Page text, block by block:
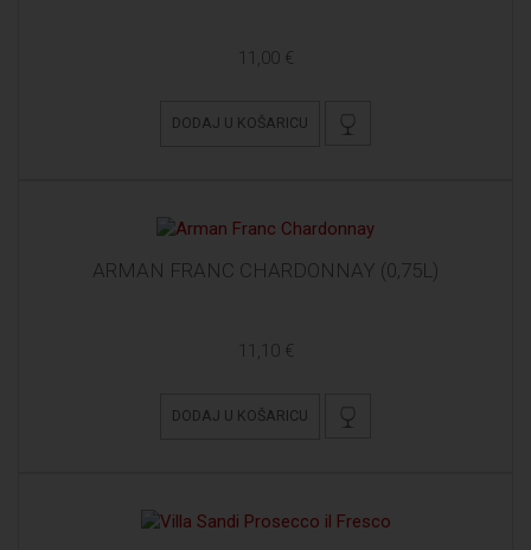
11,00 €
DODAJ U KOŠARICU
ARMAN FRANC CHARDONNAY (0,75L)
11,10 €
DODAJ U KOŠARICU